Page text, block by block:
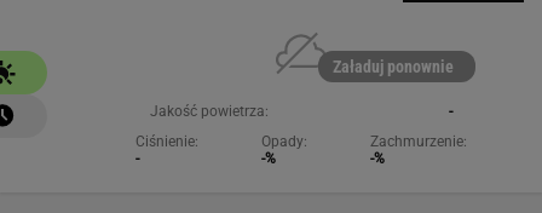
Załaduj ponownie
Jakość powietrza:
-
Ciśnienie:
-
Opady:
-%
Zachmurzenie:
-%